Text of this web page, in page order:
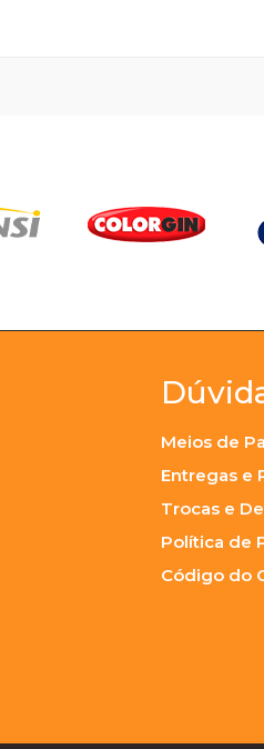
Meios de
Entregas e
Trocas e
Política de
Código do